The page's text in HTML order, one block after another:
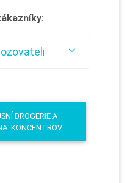
DROGERIE A
KONCENTROV